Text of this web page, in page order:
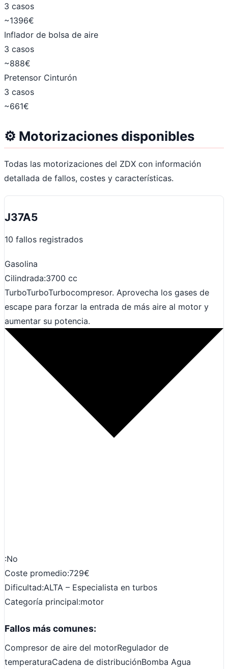
3 casos
~1396€
Inflador de bolsa de aire
3 casos
~888€
Pretensor Cinturón
3 casos
~661€
⚙️ Motorizaciones disponibles
Todas las motorizaciones del ZDX con información
detallada de fallos, costes y características.
J37A5
10 fallos registrados
Gasolina
Cilindrada:3700 cc
TurboTurboTurbocompresor. Aprovecha los gases de
escape para forzar la entrada de más aire al motor y
aumentar su potencia.
:No
Coste promedio:729€
Dificultad:ALTA – Especialista en turbos
Categoría principal:motor
Fallos más comunes:
Compresor de aire del motorRegulador de
temperaturaCadena de distribuciónBomba Agua